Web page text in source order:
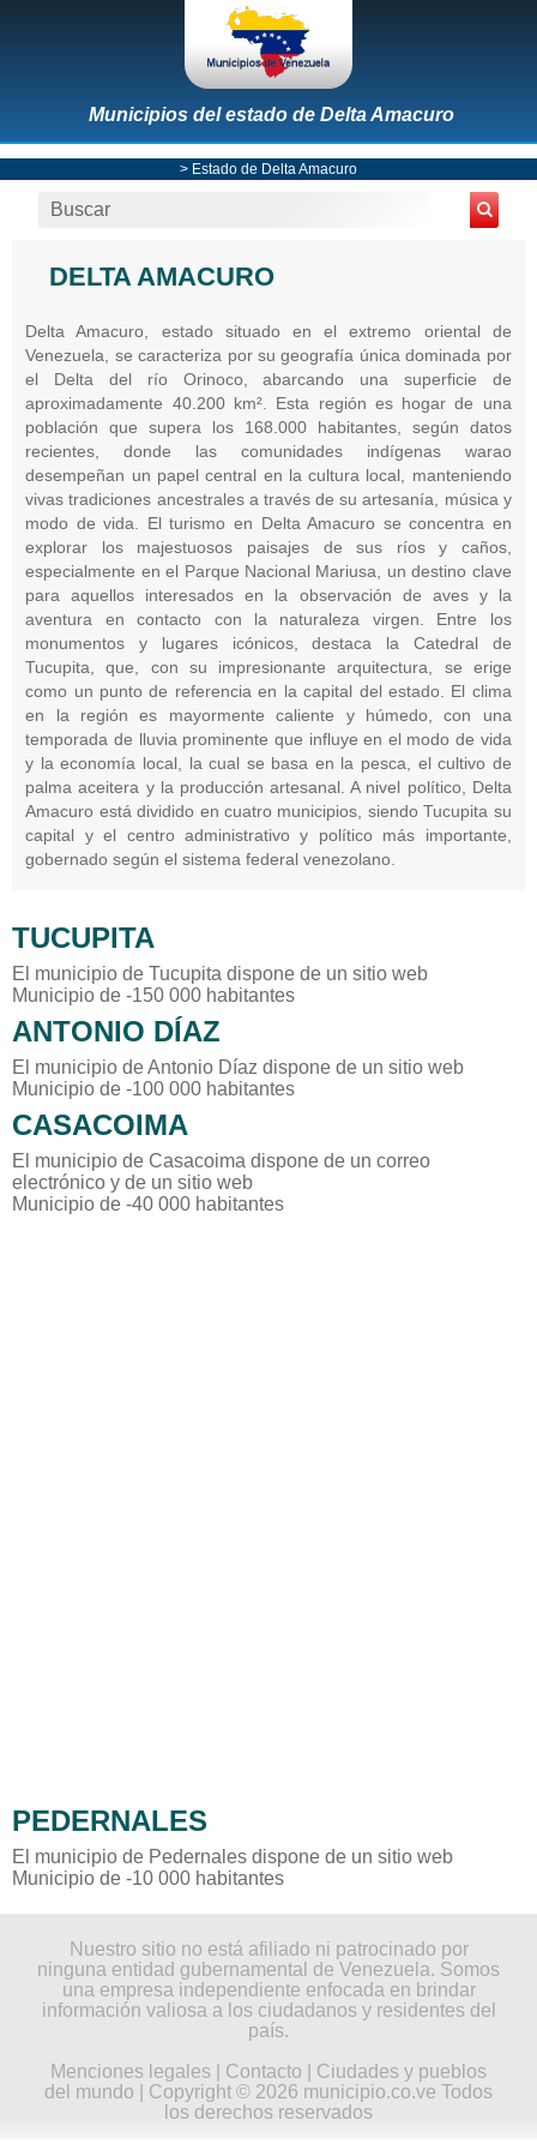
Municipios del estado de Delta Amacuro
> Estado de Delta Amacuro
DELTA AMACURO
Delta Amacuro, estado situado en el extremo oriental de
Venezuela, se caracteriza por su geografía única dominada por
el Delta del río Orinoco, abarcando una superficie de
aproximadamente 40.200 km². Esta región es hogar de una
población que supera los 168.000 habitantes, según datos
recientes, donde las comunidades indígenas warao
desempeñan un papel central en la cultura local, manteniendo
vivas tradiciones ancestrales a través de su artesanía, música y
modo de vida. El turismo en Delta Amacuro se concentra en
explorar los majestuosos paisajes de sus ríos y caños,
especialmente en el Parque Nacional Mariusa, un destino clave
para aquellos interesados en la observación de aves y la
aventura en contacto con la naturaleza virgen. Entre los
monumentos y lugares icónicos, destaca la Catedral de
Tucupita, que, con su impresionante arquitectura, se erige
como un punto de referencia en la capital del estado. El clima
en la región es mayormente caliente y húmedo, con una
temporada de lluvia prominente que influye en el modo de vida
y la economía local, la cual se basa en la pesca, el cultivo de
palma aceitera y la producción artesanal. A nivel político, Delta
Amacuro está dividido en cuatro municipios, siendo Tucupita su
capital y el centro administrativo y político más importante,
gobernado según el sistema federal venezolano.
TUCUPITA
El municipio de Tucupita dispone de un sitio web
Municipio de -150 000 habitantes
ANTONIO DÍAZ
El municipio de Antonio Díaz dispone de un sitio web
Municipio de -100 000 habitantes
CASACOIMA
El municipio de Casacoima dispone de un correo
electrónico y de un sitio web
Municipio de -40 000 habitantes
PEDERNALES
El municipio de Pedernales dispone de un sitio web
Municipio de -10 000 habitantes
Nuestro sitio no está afiliado ni patrocinado por
ninguna entidad gubernamental de Venezuela. Somos
una empresa independiente enfocada en brindar
información valiosa a los ciudadanos y residentes del
país.
Menciones legales
Contacto
Ciudades y pueblos
del mundo | Copyright © 2026 municipio.co.ve Todos
los derechos reservados